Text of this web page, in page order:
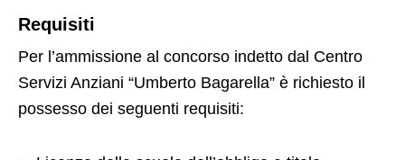
Requisiti
Per l’ammissione al concorso indetto dal Centro
Servizi Anziani “Umberto Bagarella” è richiesto il
possesso dei seguenti requisiti: